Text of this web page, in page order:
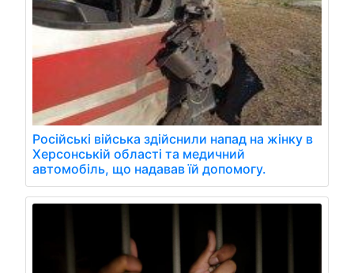
Російські війська здійснили напад на жінку в
Херсонській області та медичний
автомобіль, що надавав їй допомогу.